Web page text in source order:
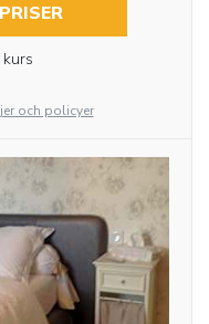
och policyer